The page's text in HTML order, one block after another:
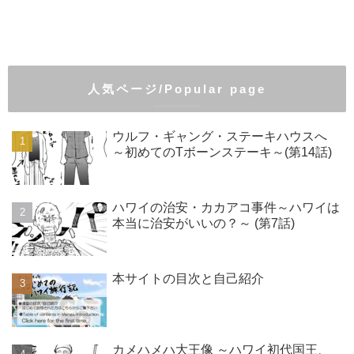
人気ページ/Popular page
ウルフ・ギャング・ステーキハウスへ
～初めてのTボーンステーキ～(第14話)
ハワイの治安・カカアコ事件～ハワイは
本当に治安がいいの？～ (第7話)
本サイトの目次と自己紹介
カメハメハ大王像 ～ハワイ初代国王、